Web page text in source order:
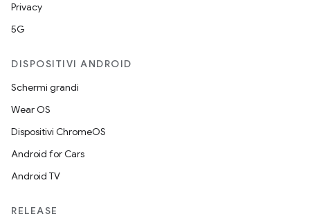
Privacy
5G
DISPOSITIVI ANDROID
Schermi grandi
Wear OS
Dispositivi ChromeOS
Android for Cars
Android TV
RELEASE